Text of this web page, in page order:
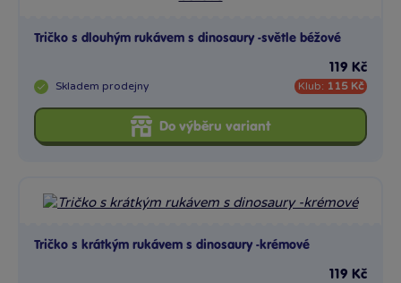
Tričko s dlouhým rukávem s dinosaury -světle béžové
Skladem prodejny
119 Kč
Klub: 115 Kč
Do výběru variant
Tričko s krátkým rukávem s dinosaury -krémové
119 Kč